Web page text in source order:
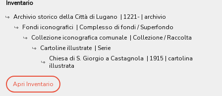
Inventario
Archivio storico della Città di Lugano | 1221- | archivio
Fondi iconografici | Complesso di fondi / Superfondo
Collezione iconografica comunale | Collezione / Raccolta
Cartoline illustrate | Serie
Chiesa di S. Giorgio a Castagnola | 1915 | cartolina
illustrata
Apri Inventario